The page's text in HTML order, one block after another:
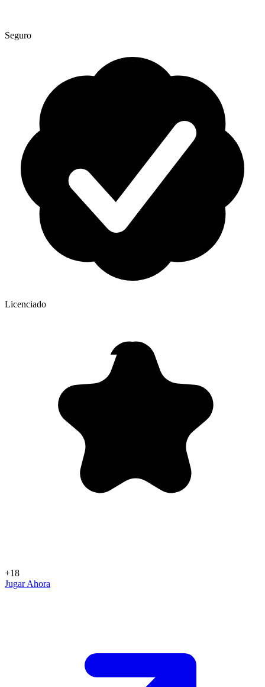
Seguro
Licenciado
+18
Jugar Ahora